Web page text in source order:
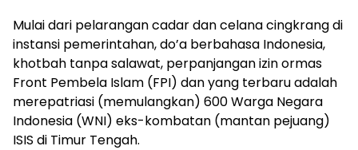
Mulai dari pelarangan cadar dan celana cingkrang di
instansi pemerintahan, do’a berbahasa Indonesia,
khotbah tanpa salawat, perpanjangan izin ormas
Front Pembela Islam (FPI) dan yang terbaru adalah
merepatriasi (memulangkan) 600 Warga Negara
Indonesia (WNI) eks-kombatan (mantan pejuang)
ISIS di Timur Tengah.